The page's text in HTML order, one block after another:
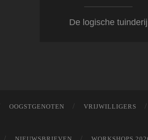
De logische tuinderij
OOGSTGENOTEN VRIJWILLIGERS